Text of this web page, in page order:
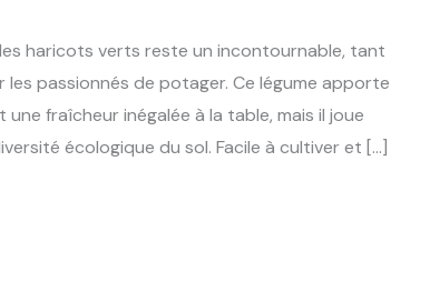
haricots verts reste un incontournable, tant
passionnés de potager. Ce légume apporte
fraîcheur inégalée à la table, mais il joue
écologique du sol. Facile à cultiver et […]